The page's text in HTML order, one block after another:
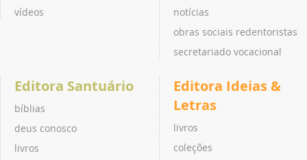
vídeos
notícias
obras sociais redentoristas
secretariado vocacional
Editora Santuário
bíblias
deus conosco
livros
Editora Ideias &
Letras
livros
coleções